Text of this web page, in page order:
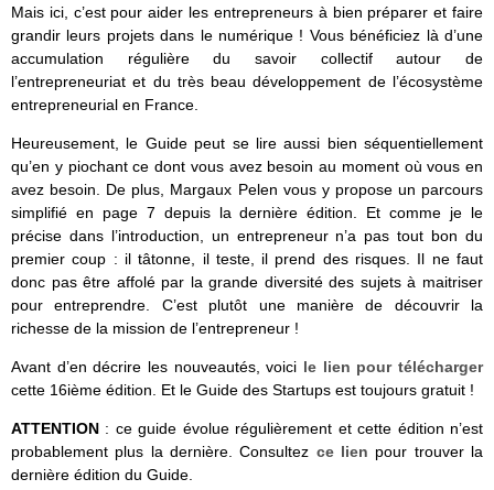
Mais ici, c’est pour aider les entrepreneurs à bien préparer et faire
grandir leurs projets dans le numérique ! Vous bénéficiez là d’une
accumulation régulière du savoir collectif autour de
l’entrepreneuriat et du très beau développement de l’écosystème
entrepreneurial en France.
Heureusement, le Guide peut se lire aussi bien séquentiellement
qu’en y piochant ce dont vous avez besoin au moment où vous en
avez besoin. De plus, Margaux Pelen vous y propose un parcours
simplifié en page 7 depuis la dernière édition. Et comme je le
précise dans l’introduction, un entrepreneur n’a pas tout bon du
premier coup : il tâtonne, il teste, il prend des risques. Il ne faut
donc pas être affolé par la grande diversité des sujets à maitriser
pour entreprendre. C’est plutôt une manière de découvrir la
richesse de la mission de l’entrepreneur !
Avant d’en décrire les nouveautés, voici le lien pour télécharger
cette 16ième édition. Et le Guide des Startups est toujours gratuit !
ATTENTION : ce guide évolue régulièrement et cette édition n’est
probablement plus la dernière. Consultez ce lien pour trouver la
dernière édition du Guide.